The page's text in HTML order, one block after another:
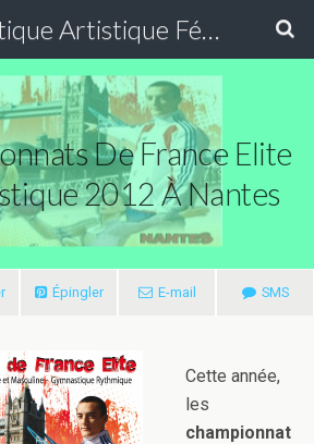
Gymnastique Artistique Féminine
De France Elite
2012 À Nantes
Épingler E-mail SMS
Cette année,
les
championnat